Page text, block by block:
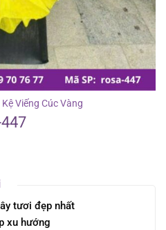
Kệ Viếng Cúc Vàng
tươi đẹp nhất
xu hướng